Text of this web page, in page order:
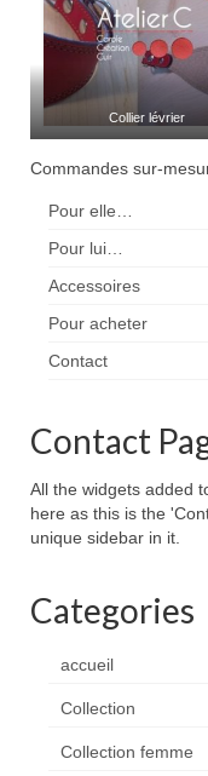
Collier lévrier
Commandes sur-
Pour elle…
Pour lui…
Accessoires
Pour acheter
Contact
Contact
All the widgets added
here as this is the
unique sidebar in it.
Categories
accueil
Collection
Collection femme